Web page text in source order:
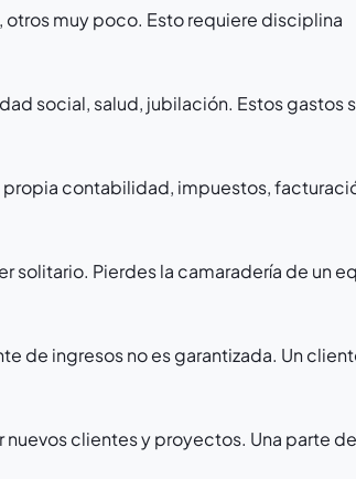
otros muy poco. Esto requiere disciplina
social, salud, jubilación. Estos gastos
propia contabilidad, impuestos,
solitario. Pierdes la camaradería de un
de ingresos no es garantizada. Un
clientes y proyectos. Una parte